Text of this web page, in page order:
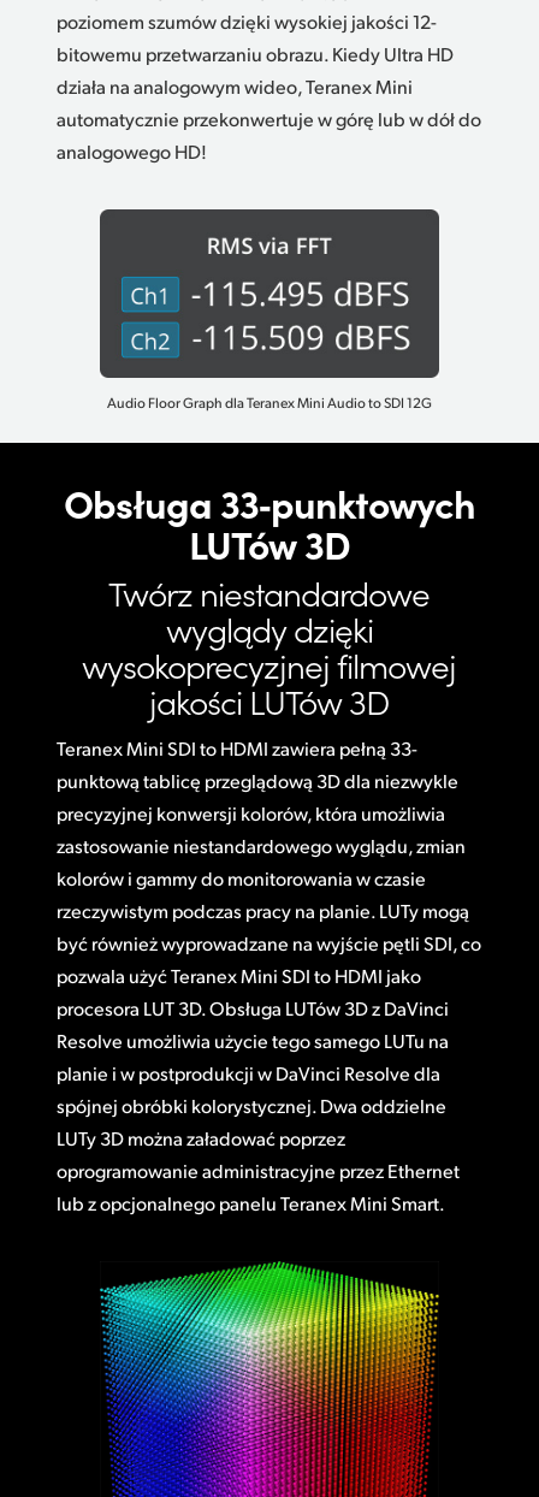
poziomem szumów dzięki wysokiej jakości 12-
bitowemu przetwarzaniu obrazu. Kiedy Ultra HD
działa na analogowym wideo, Teranex Mini
automatycznie przekonwertuje w górę lub w dół do
analogowego HD!
Audio Floor Graph dla Teranex Mini Audio to SDI 12G
Obsługa 33‑punktowych
LUTów 3D
Twórz niestandardowe
wyglądy dzięki
wysokoprecyzjnej filmowej
jakości LUTów 3D
Teranex Mini SDI to HDMI zawiera pełną 33-
punktową tablicę przeglądową 3D dla niezwykle
precyzyjnej konwersji kolorów, która umożliwia
zastosowanie niestandardowego wyglądu, zmian
kolorów i gammy do monitorowania w czasie
rzeczywistym podczas pracy na planie. LUTy mogą
być również wyprowadzane na wyjście pętli SDI, co
pozwala użyć Teranex Mini SDI to HDMI jako
procesora LUT 3D. Obsługa LUTów 3D z DaVinci
Resolve umożliwia użycie tego samego LUTu na
planie i w postprodukcji w DaVinci Resolve dla
spójnej obróbki kolorystycznej. Dwa oddzielne
LUTy 3D można załadować poprzez
oprogramowanie administracyjne przez Ethernet
lub z opcjonalnego panelu Teranex Mini Smart.